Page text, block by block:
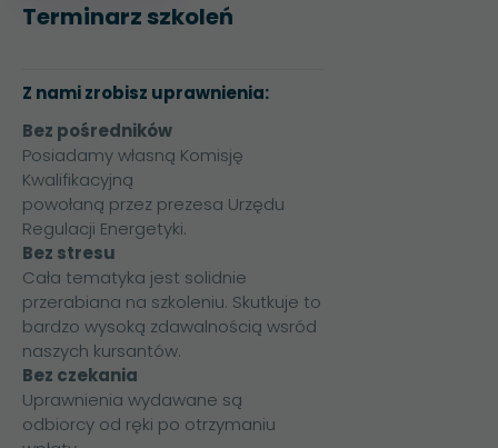
Terminarz szkoleń
Z nami zrobisz uprawnienia:
Bez pośredników
Posiadamy własną Komisję
Kwalifikacyjną
powołaną przez prezesa Urzędu
Regulacji Energetyki.
Bez stresu
Cała tematyka jest solidnie
przerabiana na szkoleniu. Skutkuje to
bardzo wysoką zdawalnością wsród
naszych kursantów.
Bez czekania
Uprawnienia wydawane są
odbiorcy od ręki po otrzymaniu